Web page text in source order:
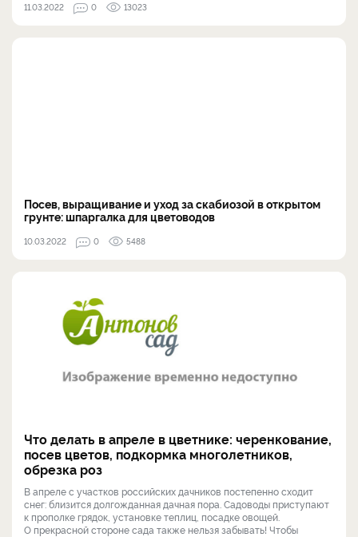
11.03.2022 0 13023
Посев, выращивание и уход за скабиозой в открытом
грунте: шпаргалка для цветоводов
10.03.2022 0 5488
Что делать в апреле в цветнике: черенкование,
посев цветов, подкормка многолетников,
обрезка роз
В апреле с участков российских дачников постепенно сходит
снег: близится долгожданная дачная пора. Садоводы приступают
к прополке грядок, установке теплиц, посадке овощей.
О прекрасной стороне сада также нельзя забывать! Чтобы